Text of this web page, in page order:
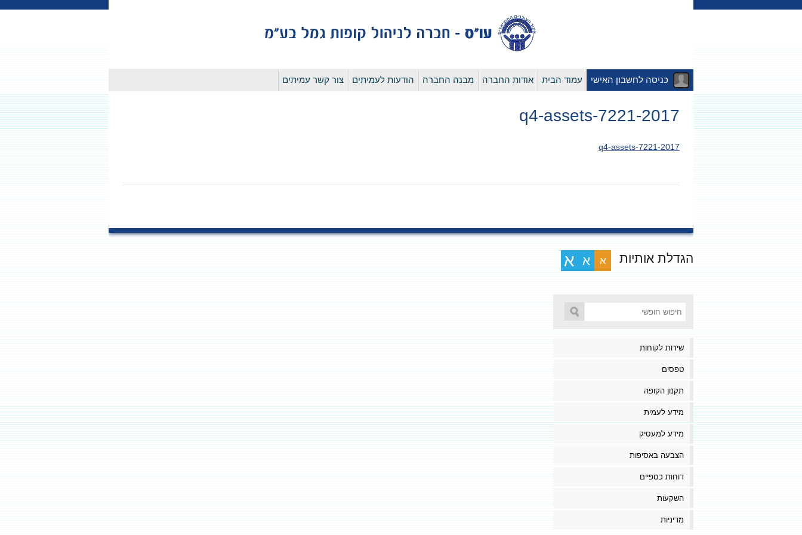
לדלג
כניסה לחשבון האישי עמוד הבית אודות החברה מבנה החברה הודעות לעמיתים צור קשר עמיתים
2017-q4-assets-7221
2017-q4-assets-7221
הגדלת אותיות א א א
שירות לקוחות
טפסים
תקנון הקופה
מידע לעמית
מידע למעסיק
הצבעה באסיפות
דוחות כספיים
השקעות
מדיניות